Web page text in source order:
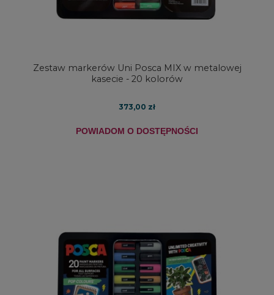
Zestaw markerów Uni Posca MIX w metalowej
kasecie - 20 kolorów
373,00 zł
POWIADOM O DOSTĘPNOŚCI